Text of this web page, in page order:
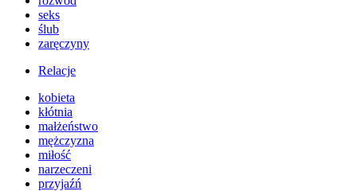
seks
ślub
zaręczyny
Relacje
kobieta
kłótnia
małżeństwo
mężczyzna
miłość
narzeczeni
przyjaźń